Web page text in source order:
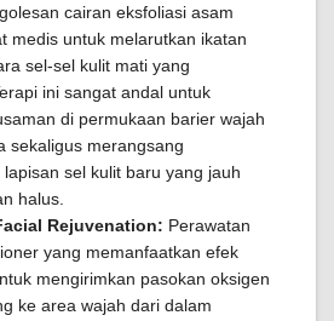
cairan eksfoliasi asam
medis untuk melarutkan ikatan
sel-sel kulit mati yang
ini sangat andal untuk
di permukaan barier wajah
sekaligus merangsang
sel kulit baru yang jauh
halus.
Rejuvenation: Perawatan
yang memanfaatkan efek
mengirimkan pasokan oksigen
ke area wajah dari dalam